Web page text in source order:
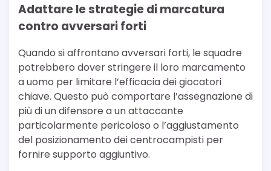
Adattare le strategie di marcatura
contro avversari forti
Quando si affrontano avversari forti, le squadre
potrebbero dover stringere il loro marcamento
a uomo per limitare l’efficacia dei giocatori
chiave. Questo può comportare l’assegnazione di
più di un difensore a un attaccante
particolarmente pericoloso o l’aggiustamento
del posizionamento dei centrocampisti per
fornire supporto aggiuntivo.